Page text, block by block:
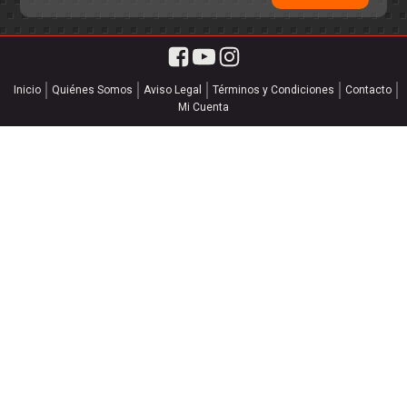
Inicio Quiénes Somos Aviso Legal Términos y Condiciones
Contacto
Mi Cuenta